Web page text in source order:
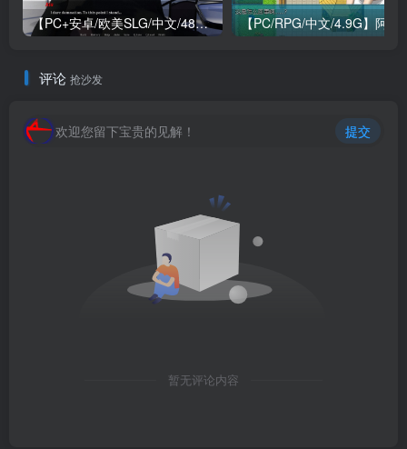
【PC+安卓/欧美SLG/中文/484M】我们迷路了 We Are Lost V1.0 STEAM官方中文版
评论 抢沙发
欢迎您留下宝贵的见解！ 提交
暂无评论内容